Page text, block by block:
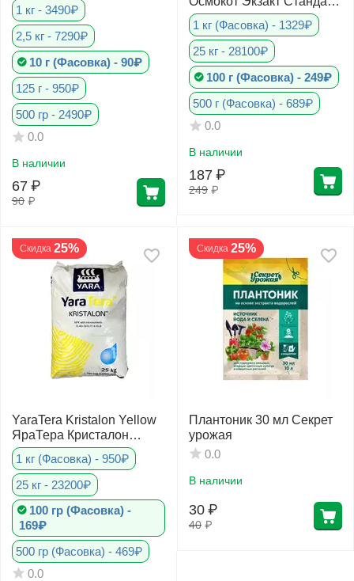
1 кг - 3490₽
2,5 кг - 7290₽
10 г (Фасовка) - 90₽
125 г - 950₽
500 гр - 2490₽
0.0
В наличии
90 ₽
67 ₽
3-4 мес
1 кг (Фасовка) - 1329₽
25 кг - 28100₽
100 г (Фасовка) - 249₽
500 г (Фасовка) - 689₽
0.0
В наличии
249 ₽
187 ₽
Скидка 25%
YaraTera Kristalon Yellow
ЯраТера Кристалон
Желтый 13-40-13+micro
1 кг (Фасовка) - 950₽
25 кг - 23200₽
100 гр (Фасовка) -
169₽
500 гр (Фасовка) - 469₽
0.0
Скидка 25%
Плантоник 30 мл Секрет
урожая
0.0
В наличии
40 ₽
30 ₽